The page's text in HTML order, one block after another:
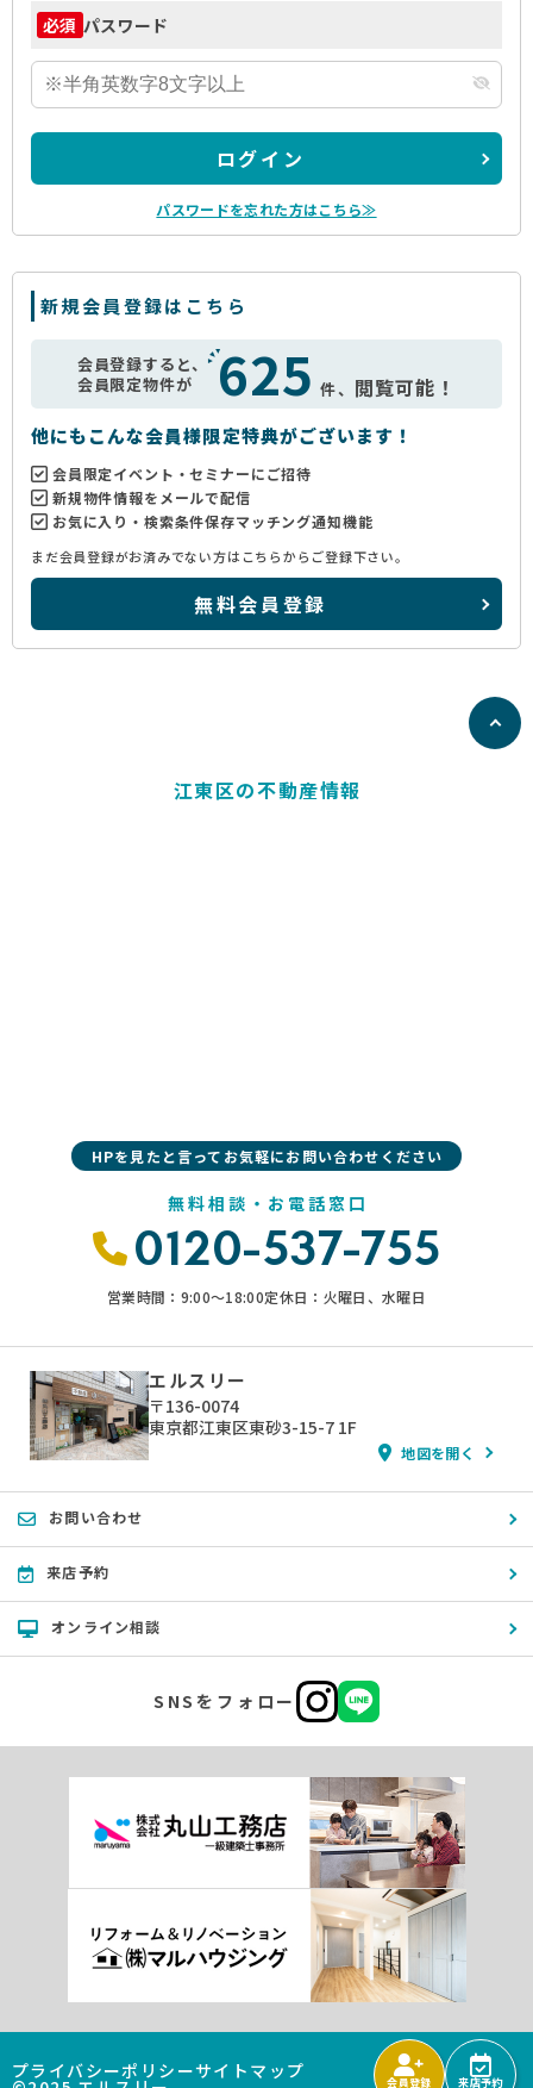
必須 パスワード
ログイン
パスワードを忘れた方はこちら≫
新規会員登録はこちら
会員登録すると、
会員限定物件が
625 件、 閲覧可能！
他にもこんな会員様限定特典がございます！
会員限定イベント・セミナーにご招待
新規物件情報をメールで配信
お気に入り・検索条件保存マッチング通知機能
まだ会員登録がお済みでない方はこちらからご登録下さい。
無料会員登録
会員登録 来店予約
江東区の不動産情報
HPを見たと言ってお気軽にお問い合わせください
無料相談・お電話窓口
0120-537-755
営業時間：9:00〜18:00定休日：火曜日、水曜日
エルスリー
〒136-0074
東京都江東区東砂3-15-7 1F
地図を開く
お問い合わせ
来店予約
オンライン相談
SNSをフォロー
プライバシーポリシーサイトマップ